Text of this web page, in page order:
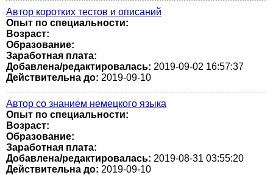
Автор коротких тестов и описаний
Опыт по специальности:
Возраст:
Образование:
Заработная плата:
Добавлена/редактировалась: 2019-09-02 16:57:37
Действительна до: 2019-09-10
Автор со знанием немецкого языка
Опыт по специальности:
Возраст:
Образование:
Заработная плата:
Добавлена/редактировалась: 2019-08-31 03:55:20
Действительна до: 2019-09-10